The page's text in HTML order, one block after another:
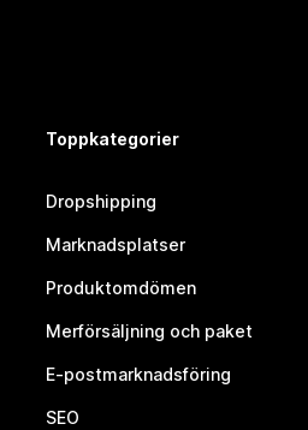
Toppkategorier
Dropshipping
Marknadsplatser
Produktomdömen
Merförsäljning och paket
E-postmarknadsföring
SEO